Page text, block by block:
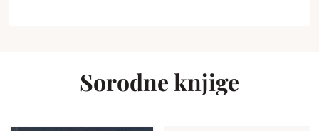
Sorodne knjige